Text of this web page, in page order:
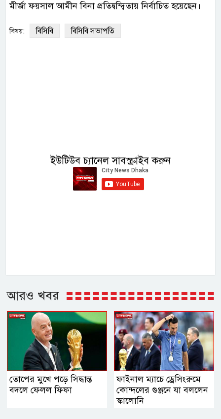
মীর্জা ফয়সাল আমীন বিনা প্রতিদ্বন্দ্বিতায় নির্বাচিত হয়েছেন।
বিষয়: বিসিবি বিসিবি সভাপতি
ইউটিউব চ্যানেল সাবস্ক্রাইব করুন
আরও খবর
তোপের মুখে পড়ে সিদ্ধান্ত
বদলে ফেলল ফিফা
ফাইনাল ম্যাচে ড্রেসিংরুমে
কোন্দলের গুঞ্জনে যা বললেন
স্কালোনি